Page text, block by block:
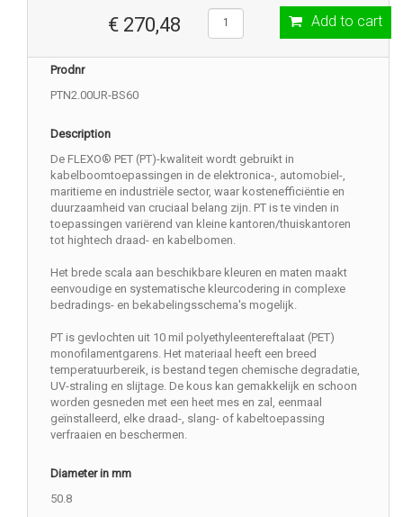
€ 270,48 Add to cart
Prodnr
PTN2.00UR-BS60
Description
De FLEXO® PET (PT)-kwaliteit wordt gebruikt in
kabelboomtoepassingen in de elektronica-, automobiel-,
maritieme en industriële sector, waar kostenefficiëntie en
duurzaamheid van cruciaal belang zijn. PT is te vinden in
toepassingen variërend van kleine kantoren/thuiskantoren
tot hightech draad- en kabelbomen.
Het brede scala aan beschikbare kleuren en maten maakt
eenvoudige en systematische kleurcodering in complexe
bedradings- en bekabelingsschema's mogelijk.
PT is gevlochten uit 10 mil polyethyleentereftalaat (PET)
monofilamentgarens. Het materiaal heeft een breed
temperatuurbereik, is bestand tegen chemische degradatie,
UV-straling en slijtage. De kous kan gemakkelijk en schoon
worden gesneden met een heet mes en zal, eenmaal
geïnstalleerd, elke draad-, slang- of kabeltoepassing
verfraaien en beschermen.
Diameter in mm
50.8